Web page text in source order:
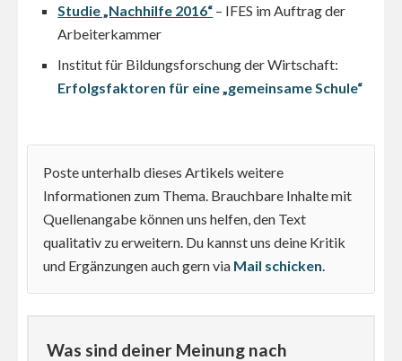
Studie „Nachhilfe 2016“ – IFES im Auftrag der
Arbeiterkammer
Institut für Bildungsforschung der Wirtschaft:
Erfolgsfaktoren für eine „gemeinsame Schule“
Poste unterhalb dieses Artikels weitere
Informationen zum Thema. Brauchbare Inhalte mit
Quellenangabe können uns helfen, den Text
qualitativ zu erweitern. Du kannst uns deine Kritik
und Ergänzungen auch gern via Mail schicken.
Was sind deiner Meinung nach